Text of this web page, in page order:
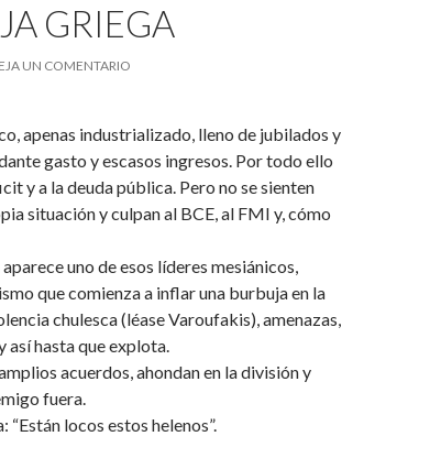
GRIEGA
UN COMENTARIO
apenas industrializado, lleno de jubilados y
gasto y escasos ingresos. Por todo ello
y a la deuda pública. Pero no se sienten
situación y culpan al BCE, al FMI y, cómo
uno de esos líderes mesiánicos,
que comienza a inflar una burbuja en la
chulesca (léase Varoufakis), amenazas,
así hasta que explota.
acuerdos, ahondan en la división y
fuera.
locos estos helenos”.